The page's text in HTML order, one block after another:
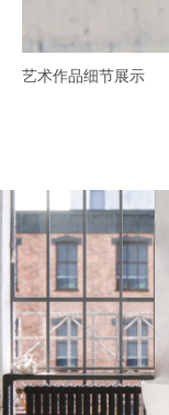
艺术作品细节展示